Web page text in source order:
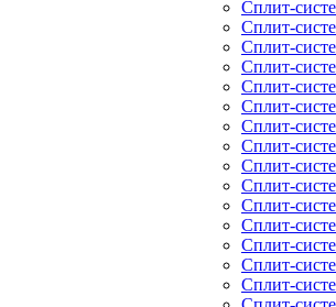
Сплит-
Сплит-
Сплит-
Сплит-
Сплит-
Сплит-
Сплит-
Сплит-
Сплит-
Сплит-
Сплит-
Сплит-
Сплит-
Сплит-
Сплит-